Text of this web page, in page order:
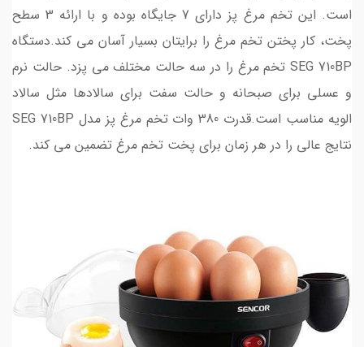
است. این تخم مرغ پز دارای 7 جایگاه بوده و با ارائه 3 سطح
پخت، کار پختن تخم مرغ را برایتان بسیار آسان می کند.دستگاه
SEG 710BP تخم مرغ را در سه حالت مختلف می پزد. حالت نرم
و عسلی برای صبحانه و حالت سفت برای سالادها مثل سالاد
الویه مناسب است.قدرت 380 وات تخم مرغ پز مدل SEG 710BP
نتایج عالی را در هر زمان برای پخت تخم مرغ تضمین می کند.